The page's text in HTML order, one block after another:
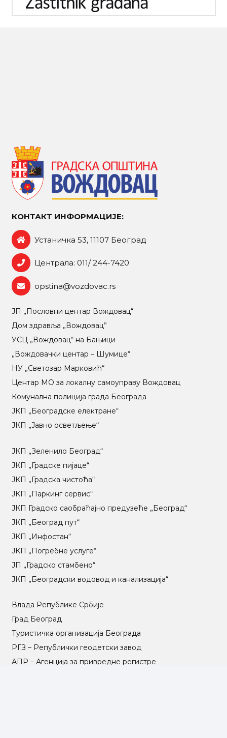
КОНТАКТ ИНФОРМАЦИЈЕ:
Устаничка 53, 11107 Београд
Централа: 011/ 244-7420
opstina@vozdovac.rs
ЈП „Пословни центар Вождовац“
Дом здравља „Вождовац”
УСЦ „Вождовац“ на Бањици
„Вождовачки центар – Шумице“
НУ „Светозар Марковић“
Центар МO за локалну самоуправу Вождовац
Комунална полиција града Београда
ЈКП „Београдске електране“
ЈКП „Јавно осветљење“
ЈКП „Зеленило Београд“
ЈКП „Градске пијаце“
ЈКП „Градска чистоћа“
ЈКП „Паркинг сервис“
ЈКП Градско саобраћајно предузеће „Београд“
ЈКП „Београд пут“
ЈКП „Инфостан“
ЈКП „Погребне услуге“
ЈП „Градско стамбено“
ЈКП „Београдски водовод и канализација“
Влада Републике Србије
Град Београд
Туристичка организација Београда
РГЗ – Републички геодетски завод
АПР – Агенција за привредне регистре